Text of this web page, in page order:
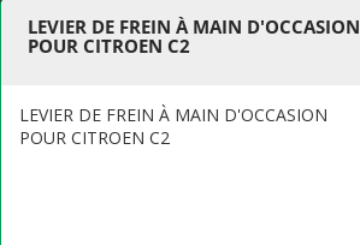
LEVIER DE FREIN À MAIN D'OCCASION
POUR CITROEN C2
LEVIER DE FREIN À MAIN D'OCCASION
POUR CITROEN C2